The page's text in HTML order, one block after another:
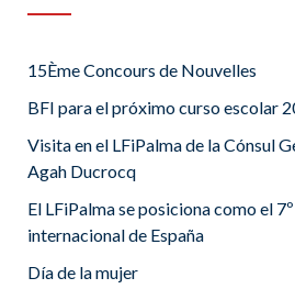
15Ème Concours de Nouvelles
BFI para el próximo curso escolar
Visita en el LFiPalma de la Cónsul
Agah Ducrocq
El LFiPalma se posiciona como el
internacional de España
Día de la mujer